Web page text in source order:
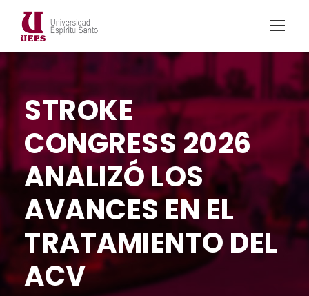
STROKE
CONGRESS 2026
ANALIZÓ LOS
AVANCES EN EL
TRATAMIENTO DEL
ACV